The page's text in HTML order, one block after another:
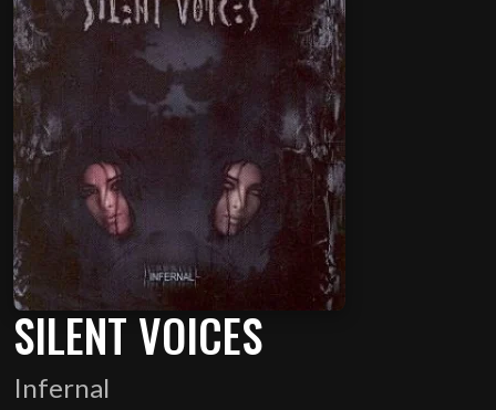
SILENT VOICES
Infernal